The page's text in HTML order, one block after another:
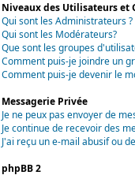
Niveaux des Utilisateurs et
Qui sont les Administrateurs ?
Qui sont les Modérateurs?
Que sont les groupes
Comment puis-je joindre un
Comment puis-je devenir le
Messagerie Privée
Je ne peux pas envoyer de
Je continue de recevoir des
J'ai reçu un e-mail abusif ou
phpBB 2